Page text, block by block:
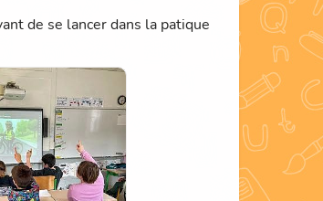
de se lancer dans la patique